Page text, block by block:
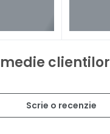
clientilor
Scrie o recenzie